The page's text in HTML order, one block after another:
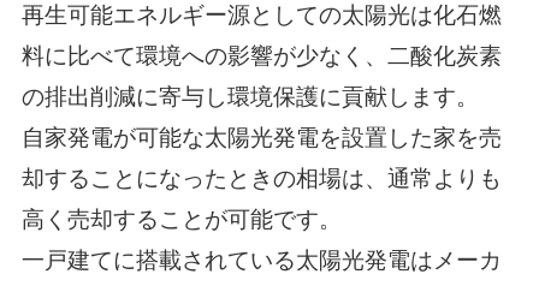
再生可能エネルギー源としての太陽光は化石燃
料に比べて環境への影響が少なく、二酸化炭素
の排出削減に寄与し環境保護に貢献します。
自家発電が可能な太陽光発電を設置した家を売
却することになったときの相場は、通常よりも
高く売却することが可能です。
一戸建てに搭載されている太陽光発電はメーカ